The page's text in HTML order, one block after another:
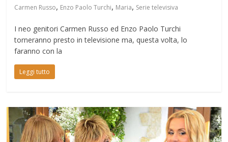
Carmen Russo, Enzo Paolo Turchi, Maria, Serie televisiva
I neo genitori Carmen Russo ed Enzo Paolo Turchi
torneranno presto in televisione ma, questa volta, lo
faranno con la
Leggi tutto